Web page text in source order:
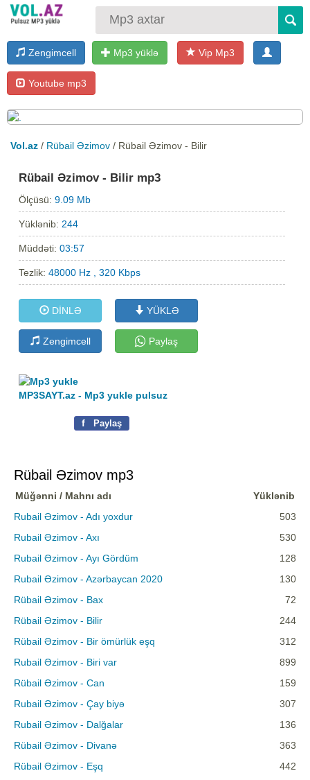
Zengimcell Mp3 yüklə Vip Mp3
Youtube mp3
Vol.az / Rübail Əzimov / Rübail Əzimov - Bilir
Rübail Əzimov - Bilir mp3
Ölçüsü:9.09 Mb
Yüklənib: 244
Müddəti:03:57
Tezlik:48000 Hz , 320 Kbps
DİNLƏ YÜKLƏ
Zengimcell Paylaş
MP3SAYT.az - Mp3 yukle pulsuz
f Paylaş
Rübail Əzimov mp3
Müğənni / Mahnı adı
Yüklənib
Rubail Əzimov - Adı yoxdur
503
Rubail Əzimov - Axı
530
Rubail Əzimov - Ayı Gördüm
128
Rubail Əzimov - Azərbaycan 2020
130
Rübail Əzimov - Bax
72
Rübail Əzimov - Bilir
244
Rübail Əzimov - Bir ömürlük eşq
312
Rubail Əzimov - Biri var
899
Rübail Əzimov - Can
159
Rubail Əzimov - Çay biyə
307
Rubail Əzimov - Dalğalar
136
Rübail Əzimov - Divanə
363
Rübail Əzimov - Eşq
442